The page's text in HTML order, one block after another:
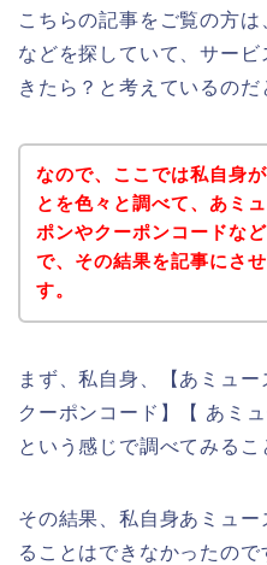
こちらの記事をご覧の方
などを探していて、サー
きたら？と考えているのだ
なので、ここでは私自身
とを色々と調べて、あミ
ポンやクーポンコードな
で、その結果を記事にさ
す。
まず、私自身、【あミュ
クーポンコード】【 あミ
という感じで調べてみるこ
その結果、私自身あミュ
ることはできなかったので